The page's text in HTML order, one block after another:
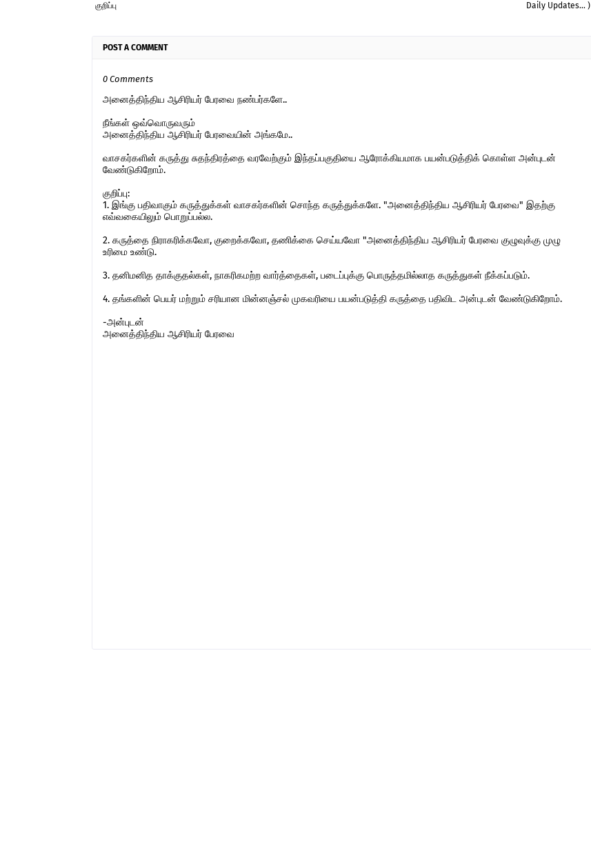
Daily Updates... )
குறிப்பு
POST A COMMENT
0 Comments
அனைத்திந்திய ஆசிரியர் பேரவை நண்பர்களே..
நீங்கள் ஒவ்வொருவரும்
அனைத்திந்திய ஆசிரியர் பேரவையின் அங்கமே..
வாசகர்களின் கருத்து சுதந்திரத்தை வரவேற்கும் இந்தப்பகுதியை ஆரோக்கியமாக பயன்படுத்திக் கொள்ள அன்புடன்
வேண்டுகிறோம்.
குறிப்பு:
1. இங்கு பதிவாகும் கருத்துக்கள் வாசகர்களின் சொந்த கருத்துக்களே. "அனைத்திந்திய ஆசிரியர் பேரவை" இதற்கு
எவ்வகையிலும் பொறுப்பல்ல.
2. கருத்தை நிராகரிக்கவோ, குறைக்கவோ, தணிக்கை செய்யவோ "அனைத்திந்திய ஆசிரியர் பேரவை குழுவுக்கு முழு
உரிமை உண்டு.
3. தனிமனித தாக்குதல்கள், நாகரிகமற்ற வார்த்தைகள், படைப்புக்கு பொருத்தமில்லாத கருத்துகள் நீக்கப்படும்.
4. தங்களின் பெயர் மற்றும் சரியான மின்னஞ்சல் முகவரியை பயன்படுத்தி கருத்தை பதிவிட அன்புடன் வேண்டுகிறோம்.
-அன்புடன்
அனைத்திந்திய ஆசிரியர் பேரவை